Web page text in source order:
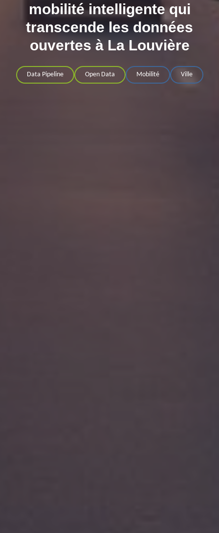
mobilité intelligente qui
transcende les données
ouvertes à La Louvière
Data Pipeline Open Data Mobilité Ville